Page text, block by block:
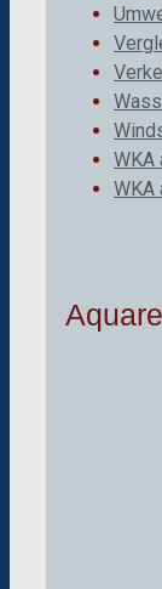
WKA
WKA